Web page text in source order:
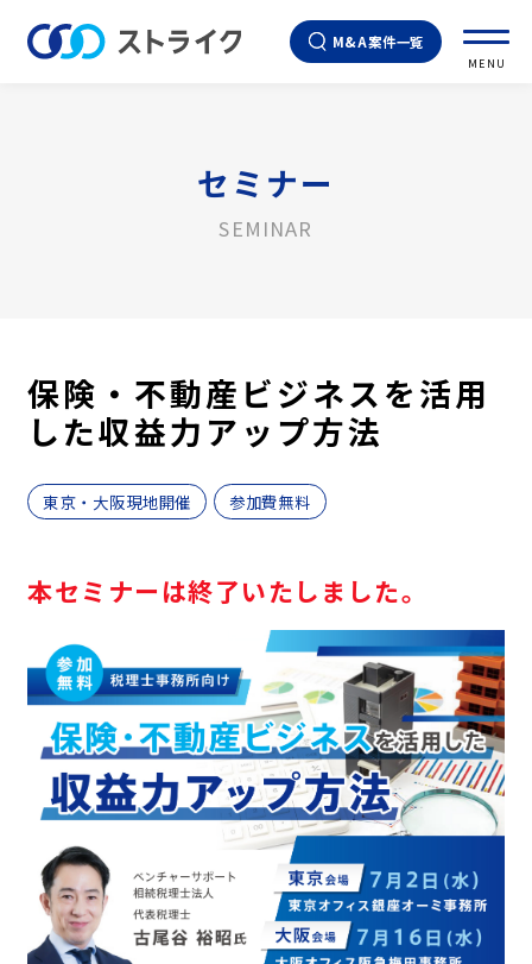
M&A案件一覧
MENU
セミナー
SEMINAR
保険・不動産ビジネスを活用
した収益力アップ方法
東京・大阪現地開催 参加費無料
本セミナーは終了いたしました。